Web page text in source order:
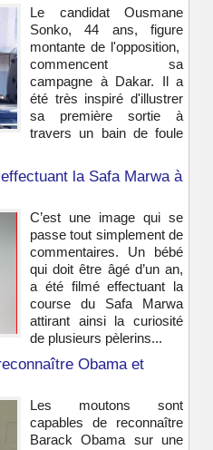
Le candidat Ousmane
Sonko, 44 ans, figure
montante de l'opposition,
commencent sa
campagne à Dakar. Il a
été très inspiré d'illustrer
sa première sortie à
travers un bain de foule
la Safa Marwa à
C’est une image qui se
passe tout simplement de
commentaires. Un bébé
qui doit être âgé d’un an,
a été filmé effectuant la
course du Safa Marwa
attirant ainsi la curiosité
de plusieurs pèlerins...
Obama et
Les moutons sont
capables de reconnaître
Barack Obama sur une